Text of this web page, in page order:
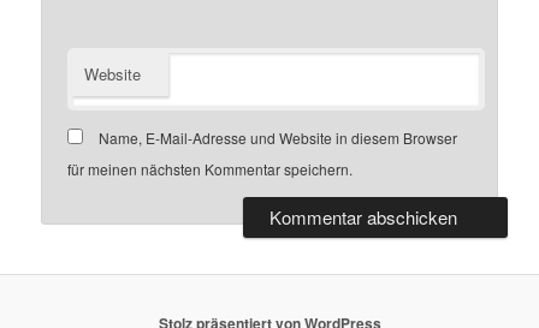
Website
Name, E-Mail-Adresse und Website in diesem Browser
für meinen nächsten Kommentar speichern.
Stolz präsentiert von WordPress